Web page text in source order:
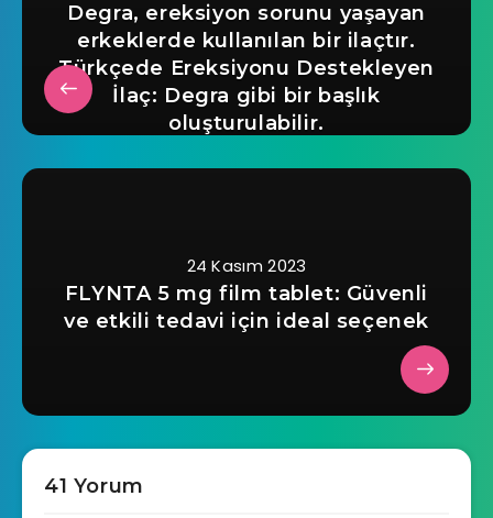
Degra, ereksiyon sorunu yaşayan
erkeklerde kullanılan bir ilaçtır.
Türkçede Ereksiyonu Destekleyen
İlaç: Degra gibi bir başlık
oluşturulabilir.
24 Kasım 2023
FLYNTA 5 mg film tablet: Güvenli
ve etkili tedavi için ideal seçenek
41 Yorum